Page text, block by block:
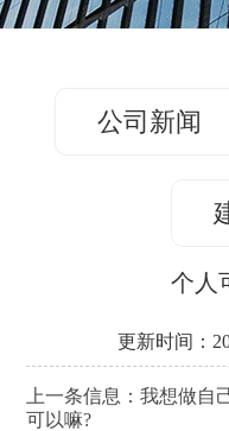
于
联
公司新闻
个人
更新时间：
上一条信息：我想做自
可以嘛?